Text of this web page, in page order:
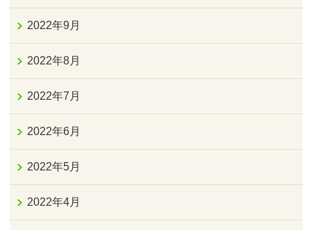
2022年9月
2022年8月
2022年7月
2022年6月
2022年5月
2022年4月